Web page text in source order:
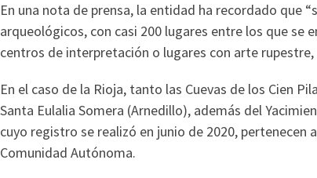
En una nota de prensa, la entidad ha recordado que
arqueológicos, con casi 200 lugares entre los que se
centros de interpretación o lugares con arte
En el caso de la Rioja, tanto las Cuevas de los Cien
Santa Eulalia Somera (Arnedillo), además del
cuyo registro se realizó en junio de 2020,
Comunidad Autónoma.